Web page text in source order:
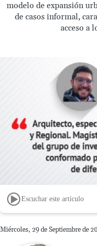
modelo de expansión
de casos informal,
acceso a
Escuchar este artículo
Miércoles, 29 de Septiembre de